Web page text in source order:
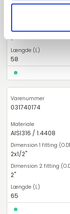
1"
58
031740174
AISI316 / 1.4408
2x1/2"
2"
65